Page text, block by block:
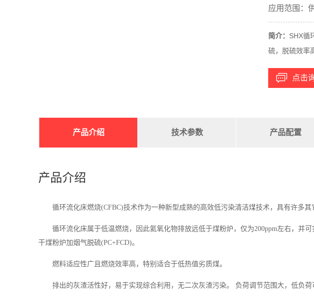
应用范围：
简介： SHX循
硫，脱硫效率
点击
产品配置
技术参数
产品介绍
产品介绍
循环流化床燃烧(CFBC)技术作为一种新型成熟的高效低污染清洁煤技术，具有许多其
循环流化床属于低温燃烧，因此氦氧化物排放远低于煤粉炉，仅为200ppm左右，并
干煤粉炉加烟气脱硫(PC+FCD)。
燃料适应性广且燃烧效率高，特别适合于低热值劣质煤。
排出的灰渣活性好，易于实现综合利用，无二次灰渣污染。 负荷调节范围大，低负荷